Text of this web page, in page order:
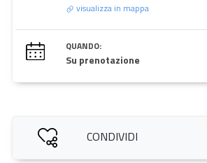
visualizza in mappa
QUANDO:
Su prenotazione
CONDIVIDI